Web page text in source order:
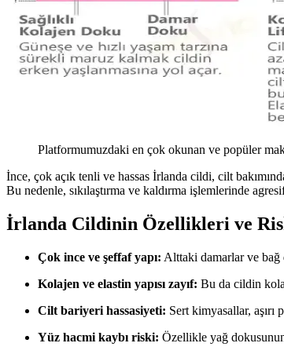
Platformumuzdaki en çok okunan ve popüler
İnce, çok açık tenli ve hassas İrlanda cildi, cilt
Bu nedenle, sıkılaştırma ve kaldırma işlemlerinde
İrlanda Cildinin Özellikleri ve
Çok ince ve şeffaf yapı: Alttaki damarlar ve bağ
Kolajen ve elastin yapısı zayıf: Bu da cildin
Cilt bariyeri hassasiyeti: Sert kimyasallar,
Yüz hacmi kaybı riski: Özellikle yağ